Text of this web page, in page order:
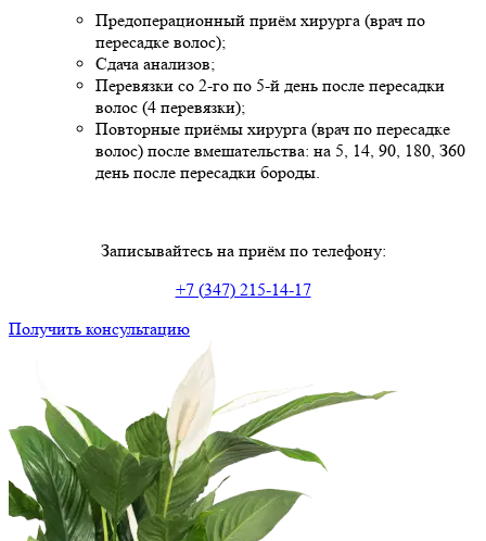
Предоперационный приём хирурга (врач по
пересадке волос);
Сдача анализов;
Перевязки со 2‑го по 5‑й день после пересадки
волос (4 перевязки);
Повторные приёмы хирурга (врач по пересадке
волос) после вмешательства: на 5, 14, 90, 180, З60
день после пересадки бороды.
Записывайтесь на приём по телефону:
+7 (347) 215‑14‑17
Получить консультацию